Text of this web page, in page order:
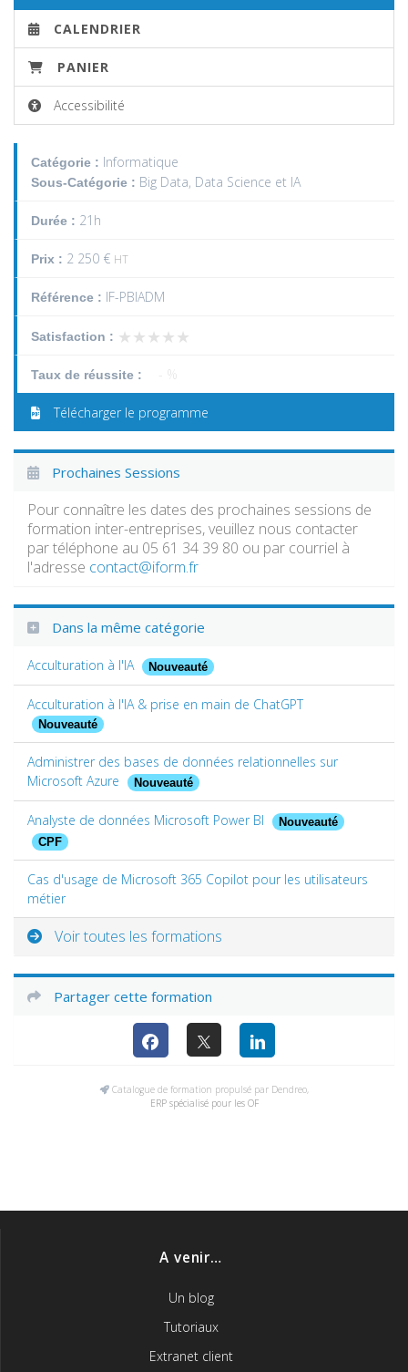
CALENDRIER
PANIER
Accessibilité
Catégorie : Informatique
Sous-Catégorie : Big Data, Data Science et IA
Durée : 21h
Prix : 2 250 € HT
Référence : IF-PBIADM
Satisfaction : ★★★★★
★★★★★
Taux de réussite :
Télécharger le programme
Prochaines Sessions
Pour connaître les dates des prochaines sessions de
formation inter-entreprises, veuillez nous contacter
par téléphone au 05 61 34 39 80 ou par courriel à
l'adresse contact@iform.fr
Dans la même catégorie
Acculturation à l'IA Nouveauté
Acculturation à l'IA & prise en main de ChatGPT
Nouveauté
Administrer des bases de données relationnelles sur
Microsoft Azure
Nouveauté
Analyste de données Microsoft Power BI
Nouveauté
CPF
Cas d'usage de Microsoft 365 Copilot pour les utilisateurs
métier
Voir toutes les formations
Partager cette formation
Catalogue de formation propulsé par Dendreo,
ERP spécialisé pour les OF
A venir…
Un blog
Tutoriaux
Extranet client